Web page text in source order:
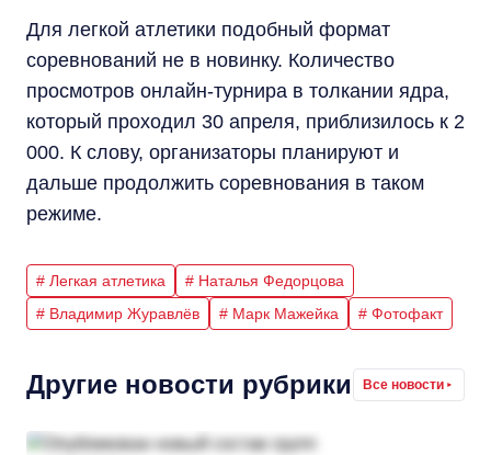
Для легкой атлетики подобный формат
соревнований не в новинку. Количество
просмотров онлайн-турнира в толкании ядра,
который проходил 30 апреля, приблизилось к 2
000. К слову, организаторы планируют и
дальше продолжить соревнования в таком
режиме.
# Легкая атлетика
# Наталья Федорцова
# Владимир Журавлёв
# Марк Мажейка # Фотофакт
Другие новости рубрики Все новости